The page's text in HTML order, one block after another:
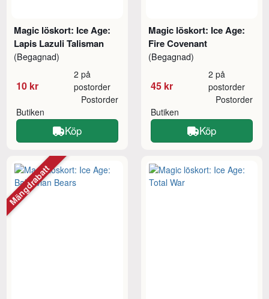
Magic löskort: Ice Age:
Lapis Lazuli Talisman
(Begagnad)
10 kr
2 på
postorder
Butiken
Postorder
Köp
Magic löskort: Ice Age:
Fire Covenant
(Begagnad)
45 kr
2 på
postorder
Butiken
Postorder
Köp
Mängdrabatt